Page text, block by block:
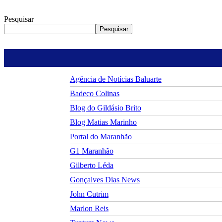
Pesquisar
Pesquisar
Agência de Notícias Baluarte
Badeco Colinas
Blog do Gildásio Brito
Blog Matias Marinho
Portal do Maranhão
G1 Maranhão
Gilberto Léda
Gonçalves Dias News
John Cutrim
Marlon Reis